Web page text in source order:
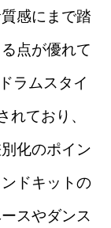
感にまで踏
点が優れて
ラムスタイ
ており、
化のポイン
ドキットの
スやダンス